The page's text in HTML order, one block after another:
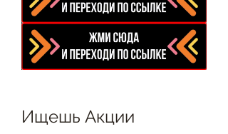
Ищешь Акции